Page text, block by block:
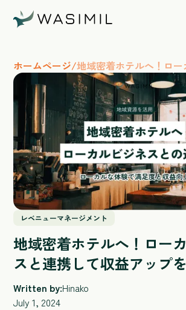
ホームページ/地域密着ホテルへ！ロー
連携して収益アップを図
レベニューマネージメント
地域密着ホテルへ！ロー
スと連携して収益アップ
Written by:Hinako
July 1, 2024